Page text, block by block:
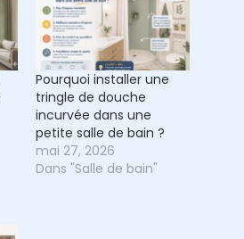
Pourquoi installer une
tringle de douche
incurvée dans une
petite salle de bain ?
mai 27, 2026
Dans "Salle de bain"